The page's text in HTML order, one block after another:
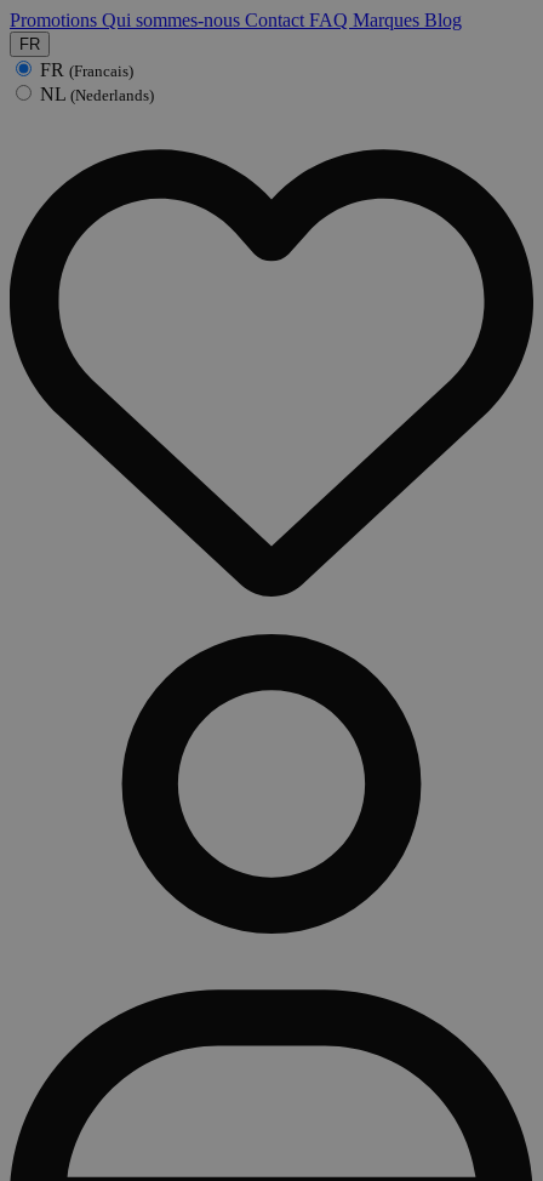
Promotions Qui sommes-nous Contact FAQ Marques Blog
FR
FR (Francais)
NL (Nederlands)